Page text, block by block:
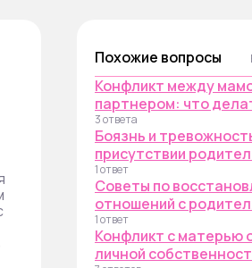
Похожие вопросы
Конфликт между
партнером: что
3 ответа
Боязнь и
присутствии
1 ответ
Советы по
отношений с
1 ответ
Конфликт с матерью
личной